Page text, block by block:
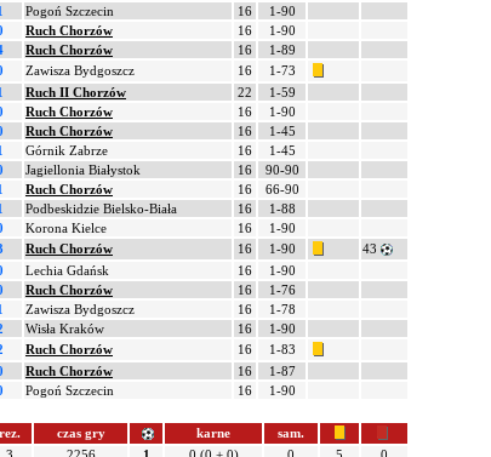
Pogoń Szczecin 16
1-90
Ruch Chorzów 16
1-90
Ruch Chorzów 16
1-89
Zawisza Bydgoszcz 16
1-73
Ruch II Chorzów 22
1-59
Ruch Chorzów 16
1-90
Ruch Chorzów 16
1-45
Górnik Zabrze 16
1-45
Jagiellonia Białystok 16
90-90
Ruch Chorzów 16
66-90
Podbeskidzie Bielsko-Biała 16
1-88
Korona Kielce 16
1-90
Ruch Chorzów 16 1-90
43
Lechia Gdańsk 16
1-90
Ruch Chorzów 16
1-76
Zawisza Bydgoszcz 16
1-78
Wisła Kraków 16
1-90
Ruch Chorzów 16
1-83
Ruch Chorzów 16
1-87
Pogoń Szczecin 16 1-90
rez. czas gry karne
sam.